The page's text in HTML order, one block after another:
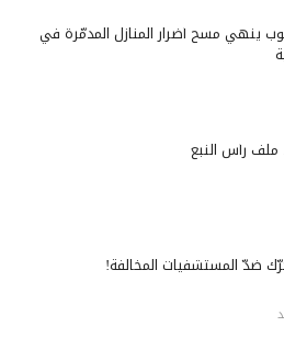
ينهي مسح أضرار المنازل المدمّرة في
ملف رأس النبع
ضدّ المستشفيات المخالفة!